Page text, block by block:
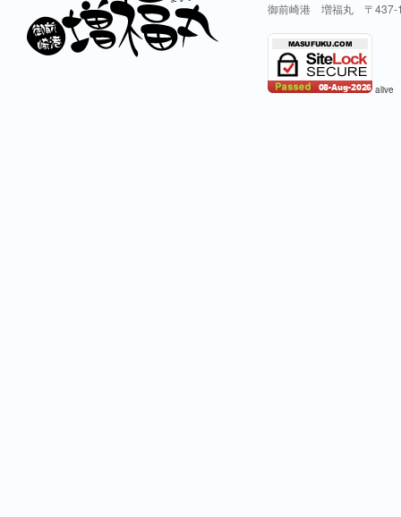
御前崎港 増福丸 〒437-
alive